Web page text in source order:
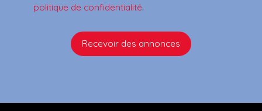
politique de confidentialité.
Recevoir des annonces